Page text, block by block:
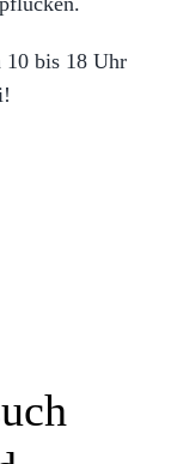
10 bis 18 Uhr